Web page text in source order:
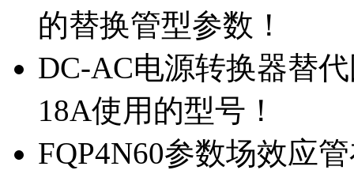
的替换管型参数！
DC-AC电源转换器替
18A使用的型号！
FQP4N60参数场效应